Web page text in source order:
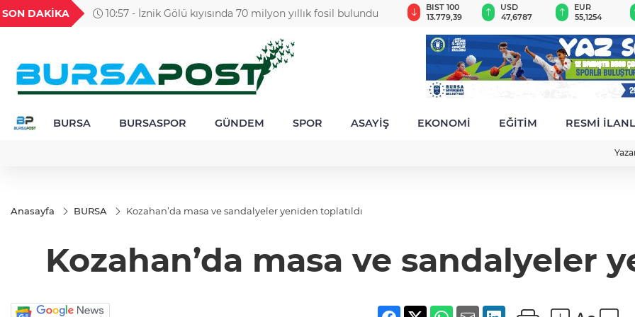
SON DAKİKA 10:57 - İznik Gölü kıyısında 70 milyon yıllık fosil bulundu
18,2677
TND
16,3788
27,9743
0,0018
GAU/TRY
6.660,55
BIST 100
13.779,39
USD
47,6787
EUR
55,1254
BURSA BURSASPOR GÜNDEM SPOR ASAYİŞ EKONOMİ EĞİTİM RESMİ
Anasayfa BURSA Kozahan’da masa ve sandalyeler yeniden toplatıldı
Kozahan’da masa ve sandalyeler